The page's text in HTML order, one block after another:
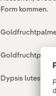
Form kommen.
Goldfruchtpalme
Dypsis lutescens